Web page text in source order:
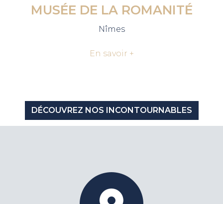
MUSÉE DE LA ROMANITÉ
Nîmes
En savoir +
DÉCOUVREZ NOS INCONTOURNABLES